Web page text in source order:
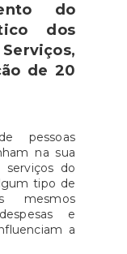
do
dos
de 20
pessoas
na sua
do
tipo de
mesmos
e
a